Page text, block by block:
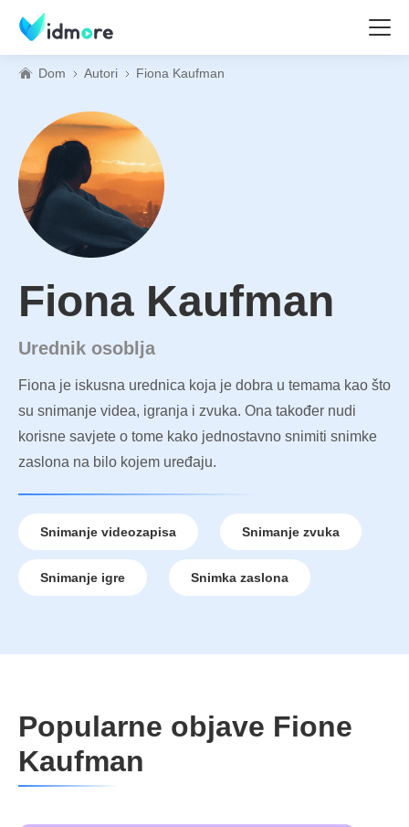
Dom Autori Fiona Kaufman
Fiona Kaufman
Urednik osoblja
Fiona je iskusna urednica koja je dobra u temama kao što
su snimanje videa, igranja i zvuka. Ona također nudi
korisne savjete o tome kako jednostavno snimiti snimke
zaslona na bilo kojem uređaju.
Snimanje videozapisa Snimanje zvuka
Snimanje igre Snimka zaslona
Popularne objave Fione
Kaufman